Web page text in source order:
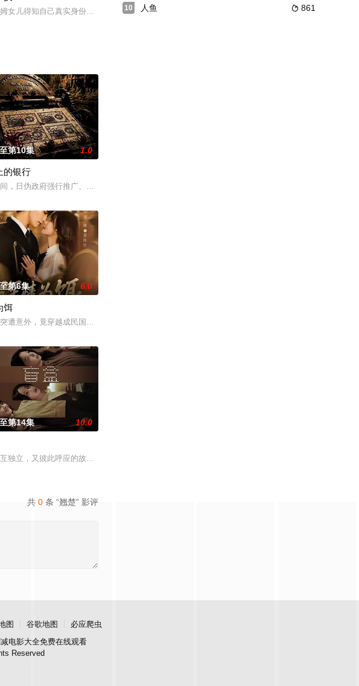
的米爱转学来到新环境，开学
幸及时躲起免于一难。父亲的死被合伙人赵文东伪装成自杀，公司也落
女儿得知自己真实身份是金氏集团千金后，为夺回千金身份联合季氏集团总裁季庭易假扮情侣，在共
环境中长大，但她始终刻苦学习
老狗（曾舜晞 饰）强强联手，携手霍仙姑（陈瑶 饰）与九门诸人共
第10集 1.0
的银行
，日伪政府强行推广、使用由“中国准备银行”发行的伪钞货币。根据党中央指示，高景波、徐邵梁、
，张謇虽高中状元，却渴望寻求强
作项目中面对专业挑战与境外竞争，通过创新实践实现本土设计理念突
第6集 6.0
饵
遭意外，竟穿越成民国少夫人苏沐晚，醒来，却是丈夫枪口相对、父母冤案、连环下毒……她于绝境
媛小姐傅庭芸，被迫一起逃亡，二
凰在上》。 现代少女奚圆（姜贞羽 饰）因意外踏入玄机界，继而卷
第14集 10.0
独立，又彼此呼应的故事——用一场精心策划的“夏令营”完成复仇的受害者；临终前与遗憾和解的“无
共 0 条 “翘楚” 影评
10  861
人鱼
图 谷歌地图
必应爬虫
电影大全免费在线观看
Reserved